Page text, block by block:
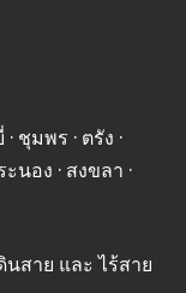
ชุมพร · ตรัง ·
นอง · สงขลา ·
สาย และ ไร้สาย